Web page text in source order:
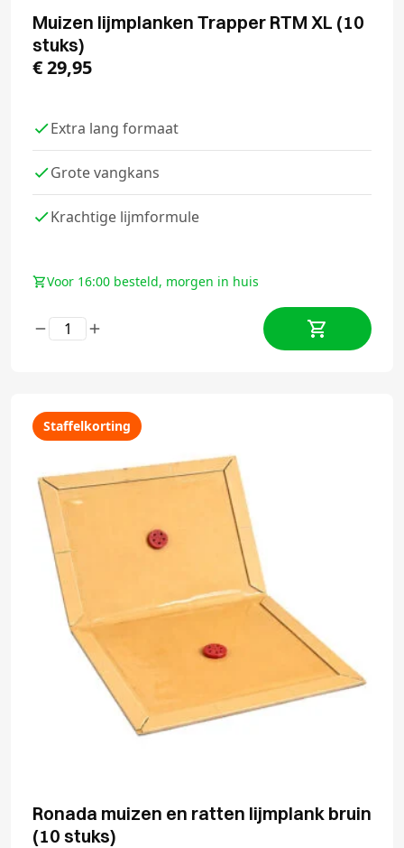
Muizen lijmplanken Trapper RTM XL (10
stuks)
€29,95
Extra lang formaat
Grote vangkans
Krachtige lijmformule
Voor 16:00 besteld, morgen in huis
Staffelkorting
Ronada muizen en ratten lijmplank bruin
(10 stuks)